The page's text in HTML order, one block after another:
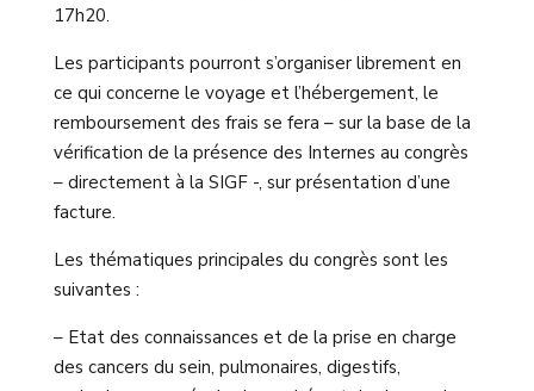
17h20.
Les participants pourront s’organiser librement en
ce qui concerne le voyage et l’hébergement, le
remboursement des frais se fera – sur la base de la
vérification de la présence des Internes au congrès
– directement à la SIGF -, sur présentation d’une
facture.
Les thématiques principales du congrès sont les
suivantes :
– Etat des connaissances et de la prise en charge
des cancers du sein, pulmonaires, digestifs,